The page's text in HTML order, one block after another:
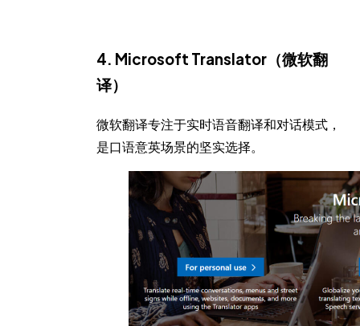
4. Microsoft Translator（微软翻
译）
微软翻译专注于实时语音翻译和对话模式，
是口语意英场景的坚实选择。